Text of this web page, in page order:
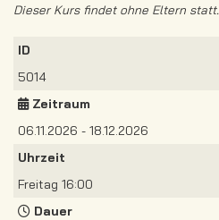
Dieser Kurs findet ohne Eltern statt.
ID
5014
Zeitraum
06.11.2026 - 18.12.2026
Uhrzeit
Freitag 16:00
Dauer